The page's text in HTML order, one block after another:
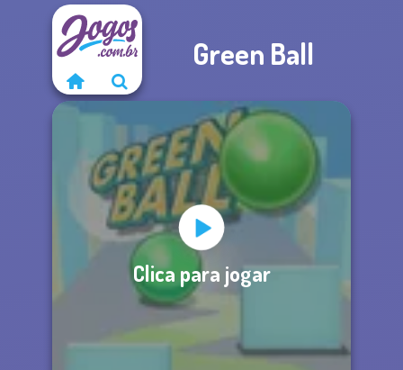
Green Ball
Clica para jogar